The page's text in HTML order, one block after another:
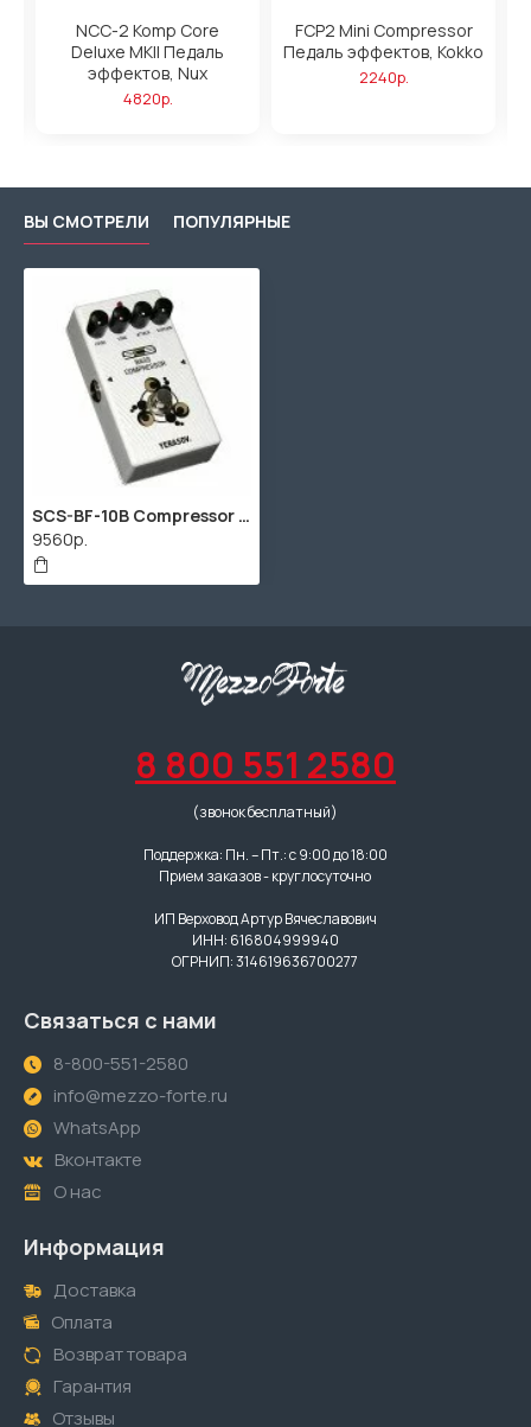
NCC-2 Komp Core
Deluxe MKII Педаль
эффектов, Nux
4820р.
FCP2 Mini Compressor
Педаль эффектов, Kokko
2240р.
ВЫ СМОТРЕЛИ ПОПУЛЯРНЫЕ
SCS-BF-10B Сompressor Педаль эффектов для бас-гитар, Yerasov
9560р.
8 800 551 2580
(звонок бесплатный)
Поддержка: Пн. – Пт.: с 9:00 до 18:00
Прием заказов - круглосуточно
ИП Верховод Артур Вячеславович
ИНН: 616804999940
ОГРНИП: 314619636700277
Связаться с нами
8-800-551-2580
info@mezzo-forte.ru
WhatsApp
Вконтакте
О нас
Информация
Доставка
Оплата
Возврат товара
Гарантия
Отзывы